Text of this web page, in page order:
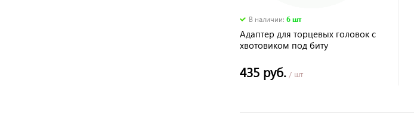
В наличии: 6 шт
Адаптер для торцевых головок с
хвотовиком под биту
435 руб. / шт